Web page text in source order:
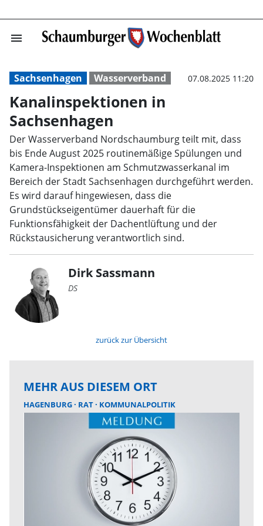
menu
Sachsenhagen Wasserverband 07.08.2025 11:20
Kanalinspektionen in
Sachsenhagen
Der Wasserverband Nordschaumburg teilt mit, dass
bis Ende August 2025 routinemäßige Spülungen und
Kamera-Inspektionen am Schmutzwasserkanal im
Bereich der Stadt Sachsenhagen durchgeführt werden.
Es wird darauf hingewiesen, dass die
Grundstückseigentümer dauerhaft für die
Funktionsfähigkeit der Dachentlüftung und der
Rückstausicherung verantwortlich sind.
Dirk Sassmann
DS
zurück zur Übersicht
MEHR AUS DIESEM ORT
HAGENBURG RAT KOMMUNALPOLITIK